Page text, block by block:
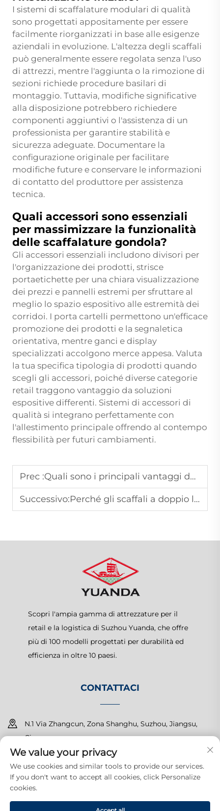
I sistemi di scaffalature modulari di qualità
sono progettati appositamente per essere
facilmente riorganizzati in base alle esigenze
aziendali in evoluzione. L'altezza degli scaffali
può generalmente essere regolata senza l'uso
di attrezzi, mentre l'aggiunta o la rimozione di
sezioni richiede procedure basilari di
montaggio. Tuttavia, modifiche significative
alla disposizione potrebbero richiedere
componenti aggiuntivi o l'assistenza di un
professionista per garantire stabilità e
sicurezza adeguate. Documentare la
configurazione originale per facilitare
modifiche future e conservare le informazioni
di contatto del produttore per assistenza
tecnica.
Quali accessori sono essenziali
per massimizzare la funzionalità
delle scaffalature gondola?
Gli accessori essenziali includono divisori per
l'organizzazione dei prodotti, strisce
portaetichette per una chiara visualizzazione
dei prezzi e pannelli estremi per sfruttare al
meglio lo spazio espositivo alle estremità dei
corridoi. I porta cartelli permettono un'efficace
promozione dei prodotti e la segnaletica
orientativa, mentre ganci e display
specializzati accolgono merce appesa. Valuta
la tua specifica tipologia di prodotti quando
scegli gli accessori, poiché diverse categorie
retail traggono vantaggio da soluzioni
espositive differenti. Sistemi di accessori di
qualità si integrano perfettamente con
l'allestimento principale offrendo al contempo
flessibilità per futuri cambiamenti.
Prec :Quali sono i principali vantaggi dell'utilizzo di scaffali a isola nei negozi?
Successivo:Perché gli scaffali a doppio lato sono una scelta intelligente per i corridoi dei supermercati?
Scopri l'ampia gamma di attrezzature per il
retail e la logistica di Suzhou Yuanda, che offre
più di 100 modelli progettati per durabilità ed
efficienza in oltre 10 paesi.
CONTATTACI
N.1 Via Zhangcun, Zona Shanghu, Suzhou, Jiangsu,
Cina
+86-15150179453
[email protected]
We value your privacy
We use cookies and similar tools to provide our services.
If you don't want to accept all cookies, click Personalize
cookies.